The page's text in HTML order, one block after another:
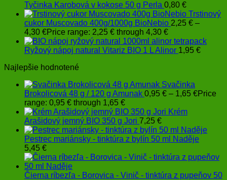
Tyčinka Karobová v kokose 50 g Perla 0,80 €
Trstinový
cukor Muscovado 400g/1000g BioNebio 2,25 € –
4,30 €Price range: 2,25 € through 4,30 €
Ryžový nápoj natural Vitariz BIO 1 L Alinor 1,95 €
Najlepšie hodnotené
Svačinka
Brokolicová 48 g / 120 g Amunak 0,95 € – 1,65 €Price
range: 0,95 € through 1,65 €
Krém
Arašidový jemný BIO 350 g Jori 7,25 €
Pestrec mariánsky - tinktúra z bylín 50 ml Naděje
5,45 €
Čierna ríbezľa - Borovica - Vinič - tinktúra z pupeňov 50